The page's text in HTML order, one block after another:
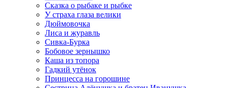
Сказка о рыбаке и рыбке
У страха глаза велики
Дюймовочка
Лиса и журавль
Сивка-Бурка
Бобовое зернышко
Каша из топора
Гадкий утёнок
Принцесса на горошине